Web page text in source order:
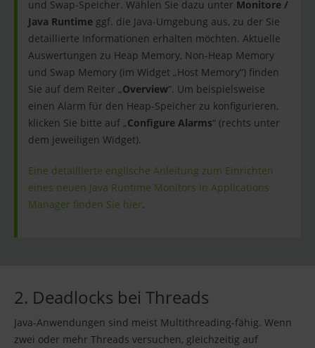
und Swap-Speicher. Wählen Sie dazu unter Monitore /
Java Runtime ggf. die Java-Umgebung aus, zu der Sie
detaillierte Informationen erhalten möchten. Aktuelle
Auswertungen zu Heap Memory, Non-Heap Memory
und Swap Memory (im Widget „Host Memory“) finden
Sie auf dem Reiter „Overview“. Um beispielsweise
einen Alarm für den Heap-Speicher zu konfigurieren,
klicken Sie bitte auf „Configure Alarms“ (rechts unter
dem jeweiligen Widget).
Eine detaillierte englische Anleitung zum Einrichten
eines neuen Java Runtime Monitors in Applications
Manager finden Sie hier.
2. Deadlocks bei Threads
Java-Anwendungen sind meist Multithreading-fähig. Wenn
zwei oder mehr Threads versuchen, gleichzeitig auf